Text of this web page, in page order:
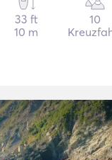
33 ft
10 m
10